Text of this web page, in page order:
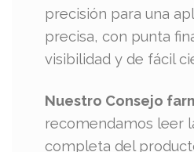
precisión para una
precisa, con punta
visibilidad y de fácil
Nuestro Consejo
recomendamos leer
completa del